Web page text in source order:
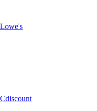
Lowe's
Cdiscount